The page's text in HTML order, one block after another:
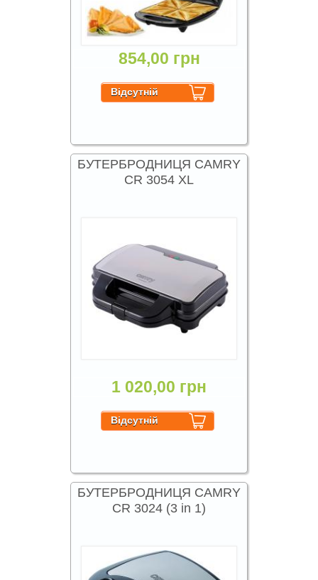
854,00 грн
БУТЕРБРОДНИЦЯ CAMRY
CR 3054 XL
1 020,00 грн
БУТЕРБРОДНИЦЯ CAMRY
CR 3024 (3 in 1)